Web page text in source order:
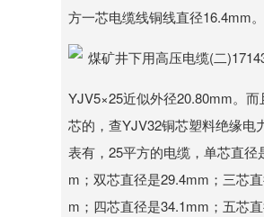
方一芯电缆线铜线直径16.4mm。
YJV5×25近似外径20.80mm。而
芯的，查YJV32铜芯塑料绝缘电
表有，25平方的电缆，单芯直径
m；双芯直径是29.4mm；三芯
m；四芯直径是34.1mm；五芯